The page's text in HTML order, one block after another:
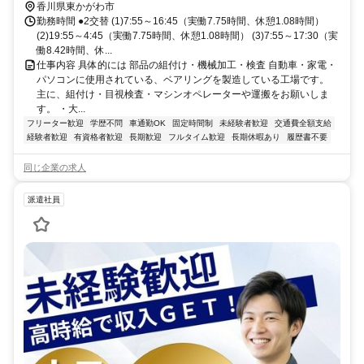
香川県東かがわ市
勤務時間 ●2交替 (1)7:55～16:45（実働7.75時間、休憩1.08時間）
(2)19:55～4:45（実働7.75時間、休憩1.08時間） (3)7:55～17:30（実
働8.42時間、休...
仕事内容 具体的には 部品の組付け・機械加工・検査 自動車・家電・
パソコンに使用されている、ベアリングを製造している工場です。
主に、組付け・目視検査・マシンオペレーターや運搬をお願いしま
す。 ・大...
フリーター歓迎 学歴不問 車通勤OK 固定時間制 未経験者歓迎
交通費全額支給
経験者歓迎
有資格者歓迎 長期歓迎 フルタイム歓迎 長期休暇あり 履歴書不要
同じ企業の求人
派遣社員